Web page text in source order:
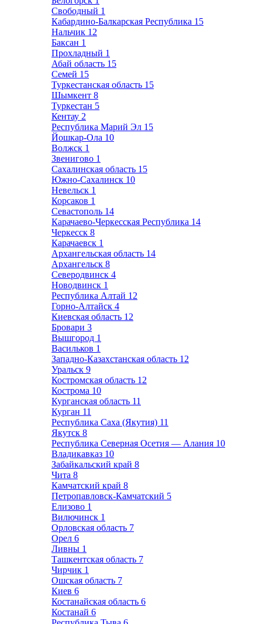
Свободный 1
Кабардино-Балкарская Республика 15
Нальчик 12
Баксан 1
Прохладный 1
Абай область 15
Семей 15
Туркестанская область 15
Шымкент 8
Туркестан 5
Кентау 2
Республика Марий Эл 15
Йошкар-Ола 10
Волжск 1
Звенигово 1
Сахалинская область 15
Южно-Сахалинск 10
Невельск 1
Корсаков 1
Севастополь 14
Карачаево-Черкесская Республика 14
Черкесск 8
Карачаевск 1
Архангельская область 14
Архангельск 8
Северодвинск 4
Новодвинск 1
Республика Алтай 12
Горно-Алтайск 4
Киевская область 12
Бровари 3
Вышгород 1
Васильков 1
Западно-Казахстанская область 12
Уральск 9
Костромская область 12
Кострома 10
Курганская область 11
Курган 11
Республика Саха (Якутия) 11
Якутск 8
Республика Северная Осетия — Алания 10
Владикавказ 10
Забайкальский край 8
Чита 8
Камчатский край 8
Петропавловск-Камчатский 5
Елизово 1
Вилючинск 1
Орловская область 7
Орел 6
Ливны 1
Ташкентская область 7
Чирчик 1
Ошская область 7
Киев 6
Костанайская область 6
Костанай 6